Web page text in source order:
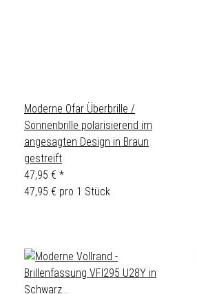
Moderne Ofar Überbrille /
Sonnenbrille polarisierend im
angesagten Design in Braun
gestreift
47,95 € *
47,95 € pro 1 Stück